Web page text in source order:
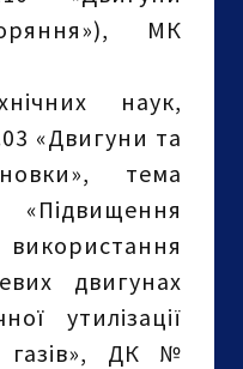
МК
наук,
«Двигуни та
тема
двигунах
утилізації
газів», ДК №